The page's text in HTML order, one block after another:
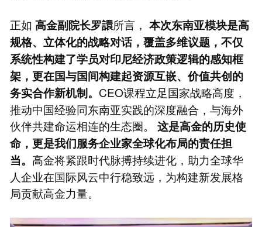
正如 高金副院长罗譞所言， 本次东南亚模块是高
规格、立体化的战略对话，覆盖多维议题，不仅
系统性构建了学员对印尼经济政策逻辑的感知框
架，更在国与国间构建起资源互嵌、价值共创的
务实合作新机制。 CEO课程立足国家战略高度，
推动中国经验同东南亚实践的深度融合，与海外
伙伴共建命运相连的生态圈。 这是高金的历史使
命，更是我们服务企业家全球化布局的责任担
当。 高金将紧跟时代脉搏持续进化，助力全球华
人企业在国际风云中行稳致远，为构建新发展格
局贡献高金力量。